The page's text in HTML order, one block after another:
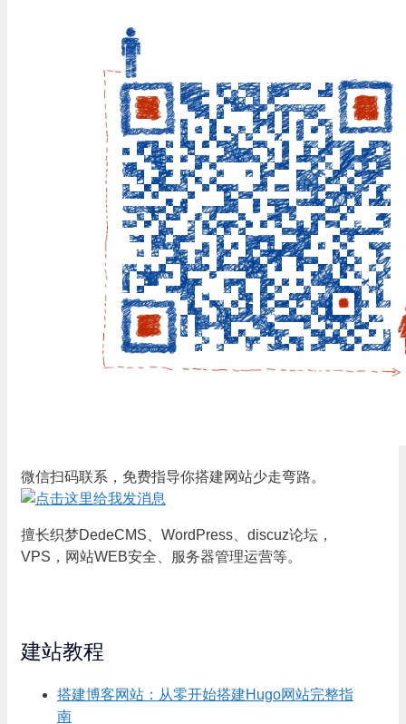
微信扫码联系，免费指导你搭建网站少走弯路。
擅长织梦DedeCMS、WordPress、discuz论坛，
VPS，网站WEB安全、服务器管理运营等。
建站教程
搭建博客网站：从零开始搭建Hugo网站完整指
南